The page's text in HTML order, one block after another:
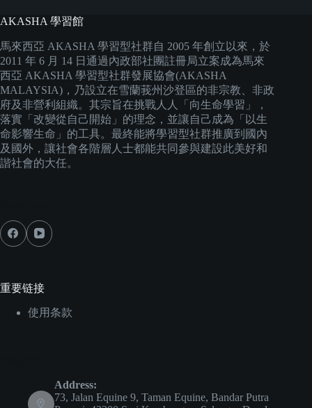
AKASHA 學習館
馬來西亞 AKASHA 學習型社群自 2005 年創立以來，於
2011 年 6 月 14 日通過內政部社團註冊局立案成為馬來
西亞 AKASHA 學習型社群發展協會(AKASHA
MALAYSIA)，乃設立在雪蘭莪州沙登區的非宗教、非政
府及非營利組織。其宗旨在挑戰人人「向生命學習」，
落實「改變從自己開始」的理念，並讓自己成為「以生
命影響生命」的工具。最終能將學習型社群推廣到國內
及國外，讓社會各階層人士都能共同參與建設此美好和
諧社會的大任。
重要链接
使用条款
Address:
73, Jalan Equine 9, Taman Equine, Bandar Putra